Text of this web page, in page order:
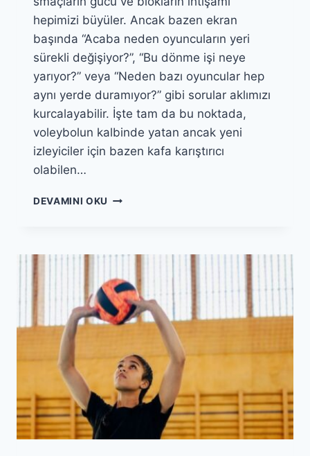
hepimizi büyüler. Ancak bazen ekran
başında “Acaba neden oyuncuların yeri
sürekli değişiyor?”, “Bu dönme işi neye
yarıyor?” veya “Neden bazı oyuncular hep
aynı yerde duramıyor?” gibi sorular aklımızı
kurcalayabilir. İşte tam da bu noktada,
voleybolun kalbinde yatan ancak yeni
izleyiciler için bazen kafa karıştırıcı
olabilen…
DEVAMINI OKU VOLEYBOLDA
İZLEYENLER
KOLAY
ANLATIM